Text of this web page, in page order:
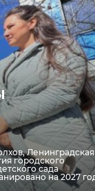
Ленинградская
городского
сада
на 2027